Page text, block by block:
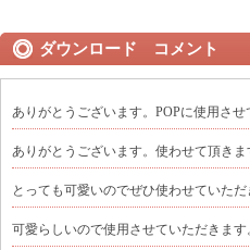
ダウンロード コメント
ありがとうございます。POPに使用させ
ありがとうございます。使わせて頂きま
とっても可愛いのでぜひ使わせていただ
可愛らしいので使用させていただきます